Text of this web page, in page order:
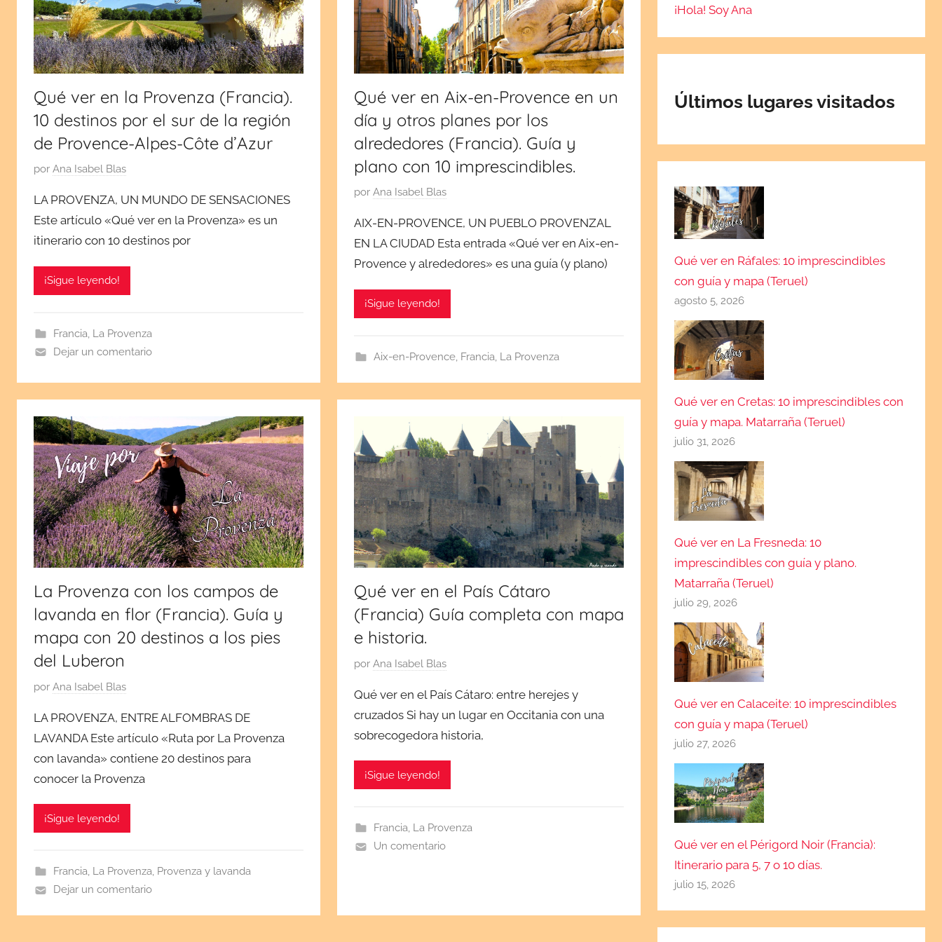
por
España
Europa
monumentos,
cultura
tradiciones.
blog!
Qué ver en la Provenza (Francia).
10 destinos por el sur de la región
de Provence-Alpes-Côte d’Azur
P
b
l
i
d
e
l
s
t
o
1
1
,
2
0
2
5
por Ana Isabel Blas
LA PROVENZA, UN MUNDO DE SENSACIONES
Este artículo «Qué ver en la Provenza» es un
itinerario con 10 destinos por
¡Sigue leyendo!
Francia, La Provenza
Dejar un comentario
Qué ver en Aix-en-Provence en un
día y otros planes por los
alrededores (Francia). Guía y
plano con 10 imprescindibles.
P
b
l
i
d
e
i
o
2
8
2
0
5
porAna Isabel Blas
AIX-EN-PROVENCE, UN PUEBLO PROVENZAL
EN LA CIUDAD Esta entrada «Qué ver en Aix-en-
Provence y alrededores» es una guía (y plano)
¡Sigue leyendo!
Aix-en-Provence, Francia, La Provenza
La Provenza con los campos de
lavanda en flor (Francia). Guía y
mapa con 20 destinos a los pies
del Luberon
P
b
l
i
c
a
l
s
por Ana Isabel Blas
LA PROVENZA, ENTRE ALFOMBRAS DE
LAVANDA Este artículo «Ruta por La Provenza
con lavanda» contiene 20 destinos para
conocer la Provenza
¡Sigue leyendo!
Francia, La Provenza, Provenza y lavanda
Dejar un comentario
Qué ver en el País Cátaro
(Francia) Guía completa con mapa
e historia.
P
b
l
i
d
e
l
t
porAna Isabel Blas
Qué ver en el País Cátaro: entre herejes y
cruzados Si hay un lugar en Occitania con una
sobrecogedora historia,
¡Sigue leyendo!
Francia, La Provenza
Un comentario
¡Hola! Soy Ana
Últimos lugares visitados
Qué ver en Ráfales: 10 imprescindibles
con guía y mapa (Teruel)
agosto 5, 2026
Qué ver en Cretas: 10 imprescindibles con
guía y mapa. Matarraña (Teruel)
julio 31, 2026
Qué ver en La Fresneda: 10
imprescindibles con guía y plano.
Matarraña (Teruel)
julio 29, 2026
Qué ver en Calaceite: 10 imprescindibles
con guía y mapa (Teruel)
julio 27, 2026
Qué ver en el Périgord Noir (Francia):
Itinerario para 5, 7 o 10 días.
julio 15, 2026